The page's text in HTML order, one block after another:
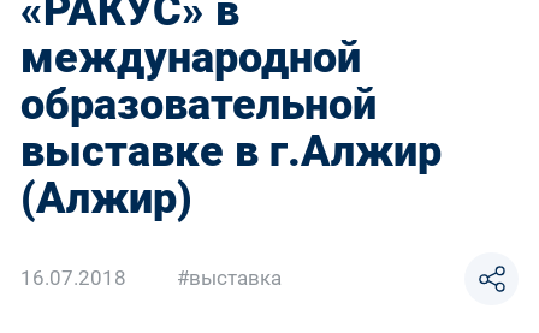
«РАКУС» в
международной
образовательной
выставке в г.Алжир
(Алжир)
16.07.2018 #выставка